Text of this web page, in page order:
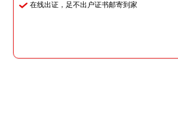
在线出证，足不出户证书邮寄到家